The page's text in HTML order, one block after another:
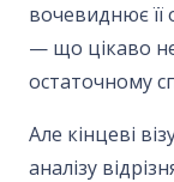
вочевиднює її
— що цікаво
остаточному
Але кінцеві
аналізу